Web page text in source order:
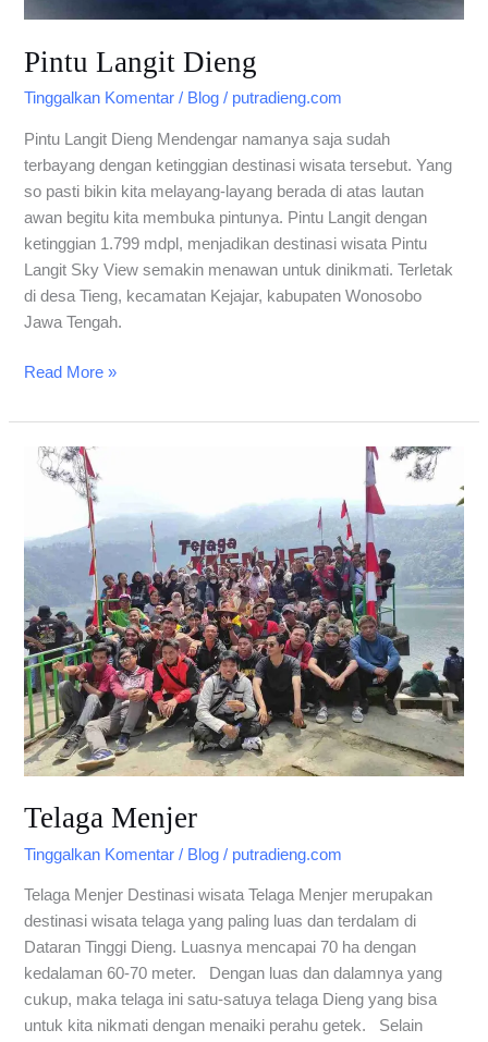
Pintu Langit Dieng
Tinggalkan Komentar / Blog / putradieng.com
Pintu Langit Dieng Mendengar namanya saja sudah
terbayang dengan ketinggian destinasi wisata tersebut. Yang
so pasti bikin kita melayang-layang berada di atas lautan
awan begitu kita membuka pintunya. Pintu Langit dengan
ketinggian 1.799 mdpl, menjadikan destinasi wisata Pintu
Langit Sky View semakin menawan untuk dinikmati. Terletak
di desa Tieng, kecamatan Kejajar, kabupaten Wonosobo
Jawa Tengah.
Read More »
Telaga Menjer
Tinggalkan Komentar / Blog / putradieng.com
Telaga Menjer Destinasi wisata Telaga Menjer merupakan
destinasi wisata telaga yang paling luas dan terdalam di
Dataran Tinggi Dieng. Luasnya mencapai 70 ha dengan
kedalaman 60-70 meter. Dengan luas dan dalamnya yang
cukup, maka telaga ini satu-satuya telaga Dieng yang bisa
untuk kita nikmati dengan menaiki perahu getek. Selain
Telaga
Menjer